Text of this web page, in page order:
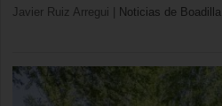
Javier Ruiz Arregui Noticias de Boadilla